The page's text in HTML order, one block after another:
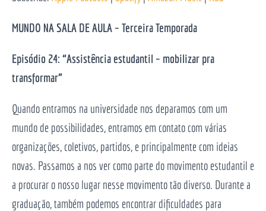
MUNDO NA SALA DE AULA – Terceira Temporada
Episódio 24: “Assistência estudantil – mobilizar pra
transformar”
Quando entramos na universidade nos deparamos com um
mundo de possibilidades, entramos em contato com várias
organizações, coletivos, partidos, e principalmente com ideias
novas. Passamos a nos ver como parte do movimento estudantil e
a procurar o nosso lugar nesse movimento tão diverso. Durante a
graduação, também podemos encontrar dificuldades para